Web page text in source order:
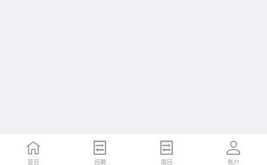
首页 招聘 简历 账户